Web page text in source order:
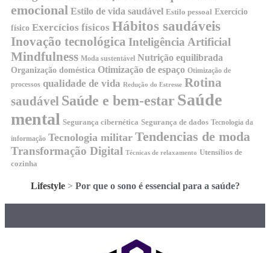
emocional Estilo de vida saudável Estilo pessoal Exercício
físico Exercícios físicos Hábitos saudáveis
Inovação tecnológica Inteligência Artificial
Mindfulness Moda sustentável Nutrição equilibrada
Organização doméstica Otimização de espaço Otimização de
processos qualidade de vida Redução do Estresse Rotina
saudável Saúde e bem-estar Saúde
mental Segurança cibernética Segurança de dados Tecnologia da
informação Tecnologia militar Tendencias de moda
Transformação Digital Técnicas de relaxamento Utensílios de
cozinha
Lifestyle> Por que o sono é essencial para a saúde?